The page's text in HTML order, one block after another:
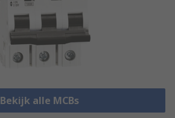
Bekijk alle MCBs